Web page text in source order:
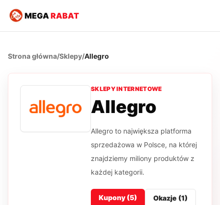
MEGARABAT
Strona główna/Sklepy/Allegro
SKLEPY INTERNETOWE
Allegro
Allegro to największa platforma
sprzedażowa w Polsce, na której
znajdziemy miliony produktów z
każdej kategorii.
Kupony (5) Okazje (1)